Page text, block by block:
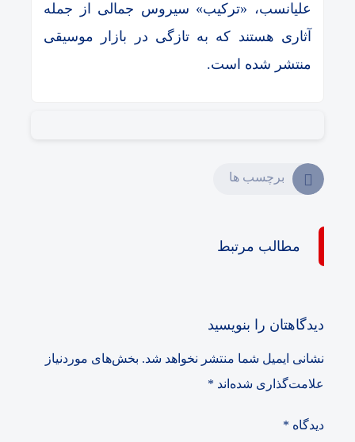
علیانسب، «ترکیب» سیروس جمالی از جمله
آثاری هستند که به تازگی در بازار موسیقی
منتشر شده است.
برچسب ها
مطالب مرتبط
دیدگاهتان را بنویسید
نشانی ایمیل شما منتشر نخواهد شد. بخش‌های موردنیاز
علامت‌گذاری شده‌اند *
دیدگاه *